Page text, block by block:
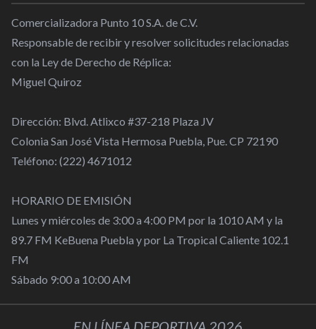
Comercializadora Punto 10 S.A. de C.V.
Responsable de recibir y resolver solicitudes relacionadas
con la Ley de Derecho de Réplica:
Miguel Quiroz
Dirección: Blvd. Atlixco #37-218 Plaza JV
Colonia San José Vista Hermosa Puebla, Pue. CP 72190
Teléfono: (222) 4671012
HORARIO DE EMISIÓN
Lunes y miércoles de 3:00 a 4:00 PM por la 1010 AM y la
89.7 FM KeBuena Puebla y por La Tropical Caliente 102.1
FM
Sábado 9:00 a 10:00 AM